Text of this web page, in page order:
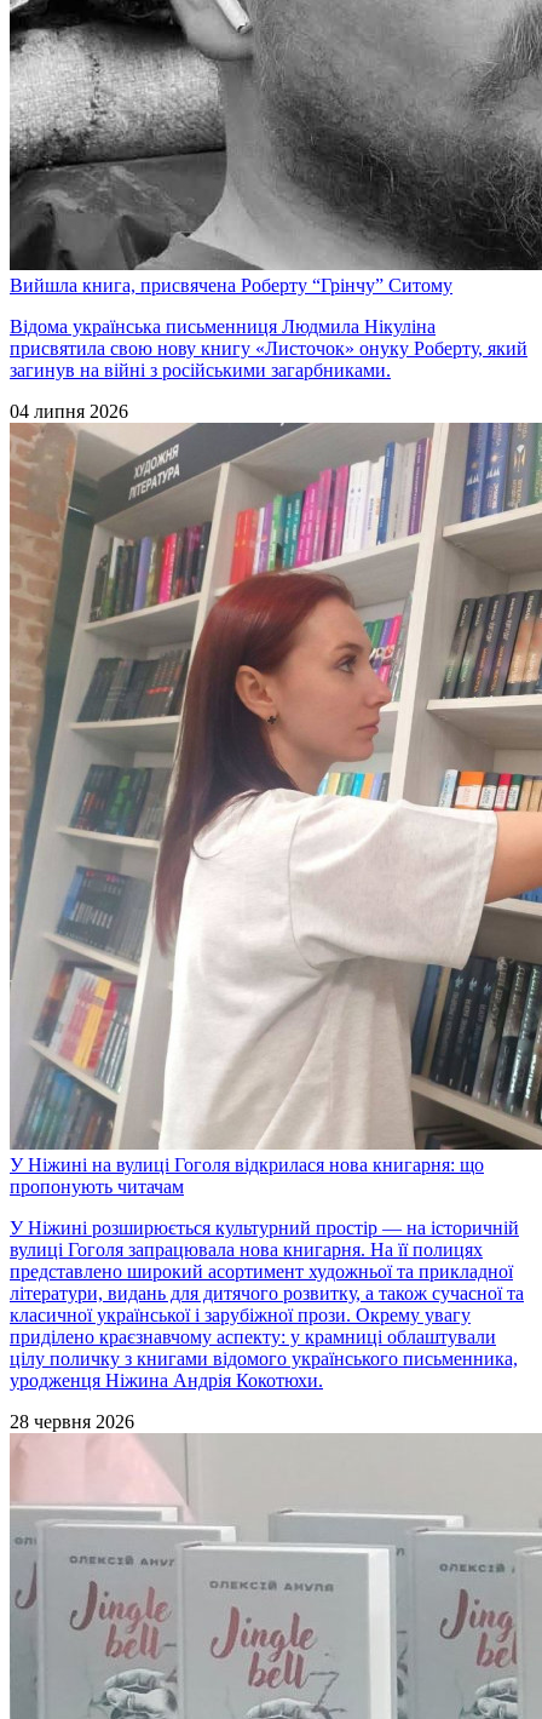
Вийшла книга, присвячена Роберту “Грінчу” Ситому
Відома українська письменниця Людмила Нікуліна
присвятила свою нову книгу «Листочок» онуку Роберту, який
загинув на війні з російськими загарбниками.
04 липня 2026
У Ніжині на вулиці Гоголя відкрилася нова книгарня: що
пропонують читачам
У Ніжині розширюється культурний простір — на історичній
вулиці Гоголя запрацювала нова книгарня. На її полицях
представлено широкий асортимент художньої та прикладної
літератури, видань для дитячого розвитку, а також сучасної та
класичної української і зарубіжної прози. Окрему увагу
приділено краєзнавчому аспекту: у крамниці облаштували
цілу поличку з книгами відомого українського письменника,
уродженця Ніжина Андрія Кокотюхи.
28 червня 2026